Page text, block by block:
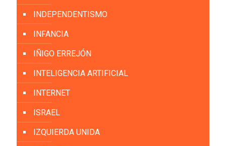
INDEPENDENTISMO
INFANCIA
IÑIGO ERREJÓN
INTELIGENCIA ARTIFICIAL
INTERNET
ISRAEL
IZQUIERDA UNIDA